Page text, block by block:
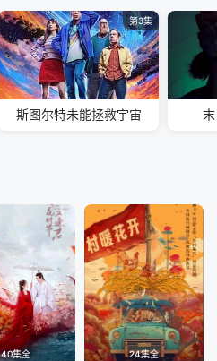
第3集
斯图尔特未能拯救宇宙
40集全 24集全